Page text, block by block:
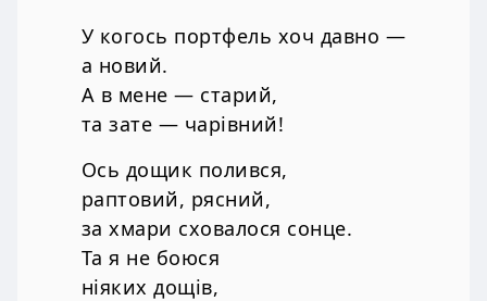
У когось портфель хоч давно —
а новий.
А в мене — старий,
та зате — чарівний!
Ось дощик полився,
раптовий, рясний,
за хмари сховалося сонце.
Та я не боюся
ніяких дощів,